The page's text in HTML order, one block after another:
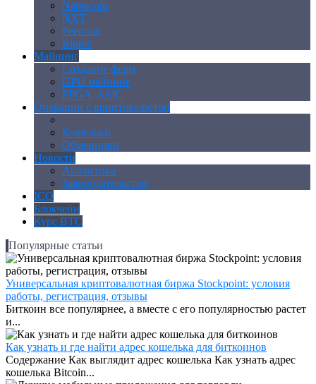
Namecoin
NXT
Peercoin
Ripple
Майнинг
Создание ферм
GPU майнинг
FPGA, ASIC
Операции с криптовалютой
Кошельки
Обменники
Новости
Аналитика
Законодательство
ICO
Блокчейн
Курс BTC
Популярные статьи
Универсальная криптовалютная биржа Stockpoint: условия
работы, регистрация, отзывы
Биткоин все популярнее, а вместе с его популярностью растет
и...
Как узнать и где найти адрес кошелька для биткоинов
Содержание Как выглядит адрес кошелька Как узнать адрес
кошелька Bitcoin...